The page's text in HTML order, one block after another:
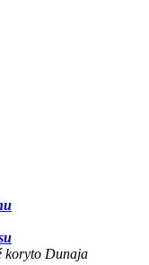
koryto Dunaja